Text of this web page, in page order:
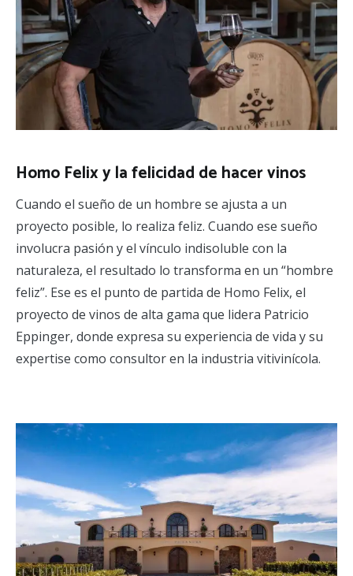
Homo Felix y la felicidad de hacer vinos
Cuando el sueño de un hombre se ajusta a un
proyecto posible, lo realiza feliz. Cuando ese sueño
involucra pasión y el vínculo indisoluble con la
naturaleza, el resultado lo transforma en un “hombre
feliz”. Ese es el punto de partida de Homo Felix, el
proyecto de vinos de alta gama que lidera Patricio
Eppinger, donde expresa su experiencia de vida y su
expertise como consultor en la industria vitivinícola.